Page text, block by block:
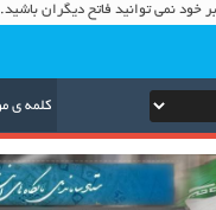
خود نمی توانید فاتح دیگران باشید.